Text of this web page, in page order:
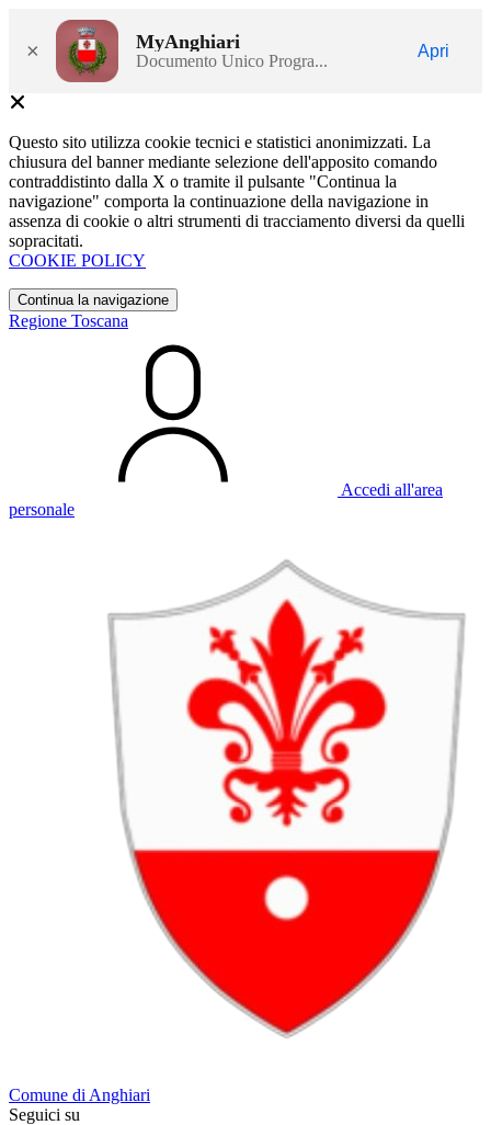
× MyAnghiari
Documento Unico Progra...
Apri
Questo sito utilizza cookie tecnici e statistici anonimizzati. La
chiusura del banner mediante selezione dell'apposito comando
contraddistinto dalla X o tramite il pulsante "Continua la
navigazione" comporta la continuazione della navigazione in
assenza di cookie o altri strumenti di tracciamento diversi da quelli
sopracitati.
COOKIE POLICY
Continua la navigazione
Regione Toscana
Accedi all'area
personale
Comune di Anghiari
Seguici su